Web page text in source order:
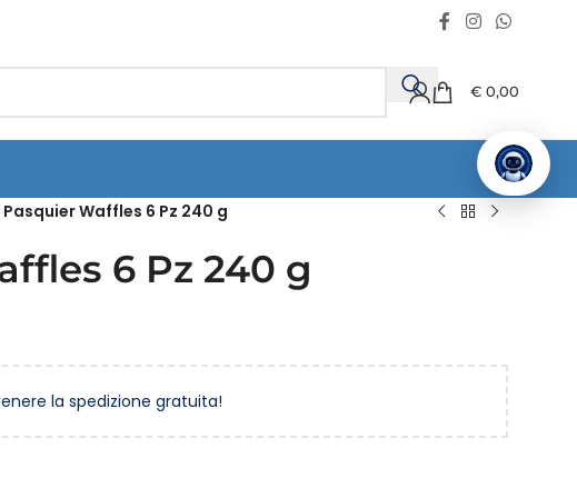
€ 0,00
Waffles 6 Pz 240 g
6 Pz 240 g
la spedizione gratuita!